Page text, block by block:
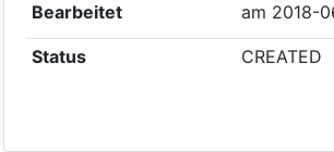
Bearbeitet am 2018-
Status CREATED